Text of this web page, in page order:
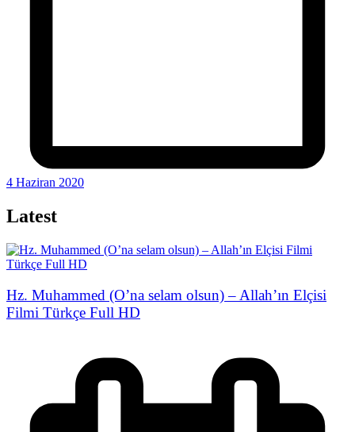
4 Haziran 2020
Latest
Hz. Muhammed (O’na selam olsun) – Allah’ın Elçisi
Filmi Türkçe Full HD